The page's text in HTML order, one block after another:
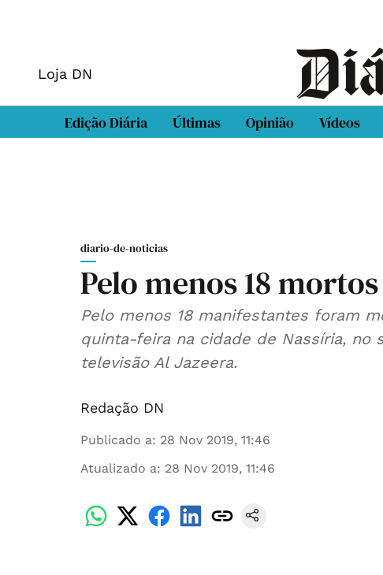
Loja DN
Edição Diária Últimas Opinião Vídeos
diario-de-noticias
Pelo menos 18
Pelo menos 18 manifestantes foram
quinta-feira na cidade de Nassíria, no
televisão Al Jazeera.
Redação DN
Publicado a: 28 Nov 2019, 11:46
Atualizado a: 28 Nov 2019, 11:46